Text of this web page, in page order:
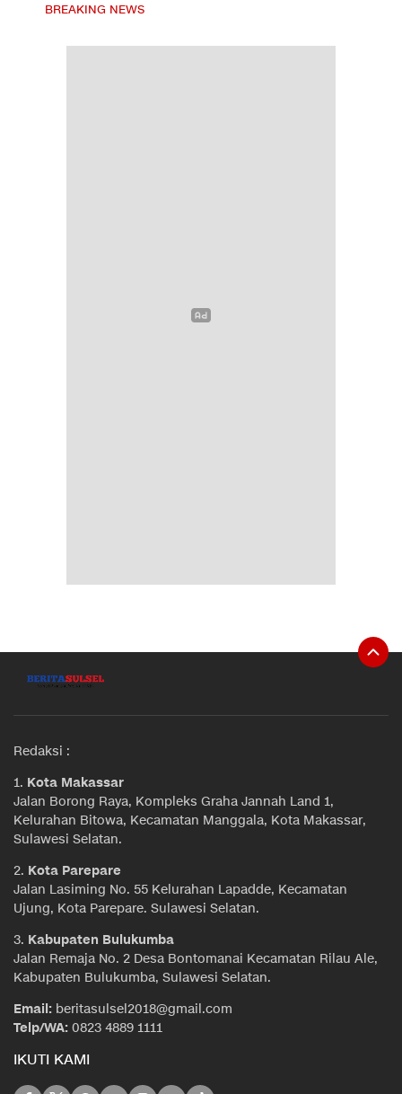
BREAKING NEWS
Redaksi :
1. Kota Makassar
Jalan Borong Raya, Kompleks Graha Jannah Land 1,
Kelurahan Bitowa, Kecamatan Manggala, Kota Makassar,
Sulawesi Selatan.
2. Kota Parepare
Jalan Lasiming No. 55 Kelurahan Lapadde, Kecamatan
Ujung, Kota Parepare. Sulawesi Selatan.
3. Kabupaten Bulukumba
Jalan Remaja No. 2 Desa Bontomanai Kecamatan Rilau Ale,
Kabupaten Bulukumba, Sulawesi Selatan.
Email: beritasulsel2018@gmail.com
Telp/WA: 0823 4889 1111
IKUTI KAMI